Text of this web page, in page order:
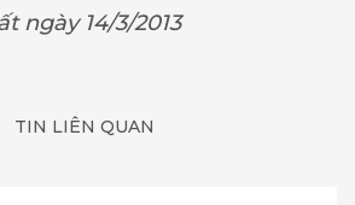
ngày 14/3/2013
TIN LIÊN QUAN